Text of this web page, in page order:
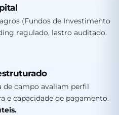
(Fundos de Investimento
regulado, lastro auditado.
de campo avaliam perfil
e capacidade de pagamento.